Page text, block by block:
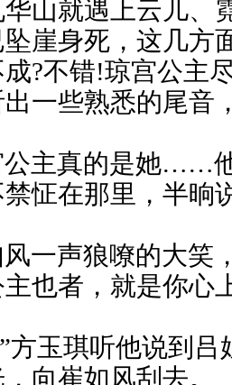
华山就遇上云儿、
崖身死，这几方
?不错!琼宫公主
一些熟悉的尾音
主真的是她……
怔在那里，半晌
一声狼嘹的大笑
主也者，就是你
玉琪听他说到吕
向崔如风刮去。